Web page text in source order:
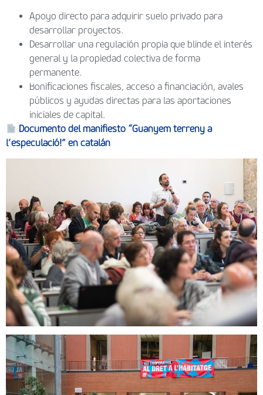
Apoyo directo para adquirir suelo privado para
desarrollar proyectos.
Desarrollar una regulación propia que blinde el interés
general y la propiedad colectiva de forma
permanente.
Bonificaciones fiscales, acceso a financiación, avales
públicos y ayudas directas para las aportaciones
iniciales de capital.
Documento del manifiesto “Guanyem terreny a
l’especulació!” en catalán